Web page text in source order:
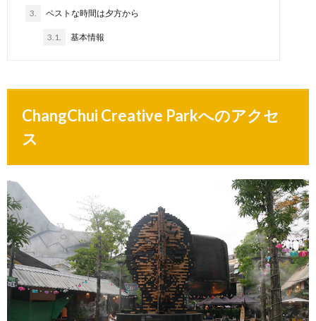
3. ベストな時間は夕方から
3.1. 基本情報
ChangChui Creative Parkへのアクセ
ス